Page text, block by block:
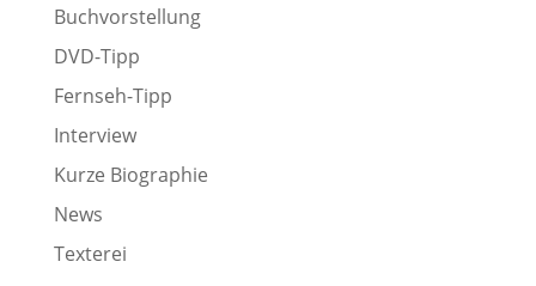
Buchvorstellung
DVD-Tipp
Fernseh-Tipp
Interview
Kurze Biographie
News
Texterei